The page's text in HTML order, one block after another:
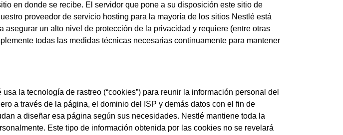
en donde se recibe. El servidor que pone a su disposición este sitio de
proveedor de servicio hosting para la mayoría de los sitios Nestlé está
un alto nivel de protección de la privacidad y requiere (entre otras
todas las medidas técnicas necesarias continuamente para mantener
la tecnología de rastreo (“cookies”) para reunir la información personal del
a través de la página, el dominio del ISP y demás datos con el fin de
a diseñar esa página según sus necesidades. Nestlé mantiene toda la
Este tipo de información obtenida por las cookies no se revelará